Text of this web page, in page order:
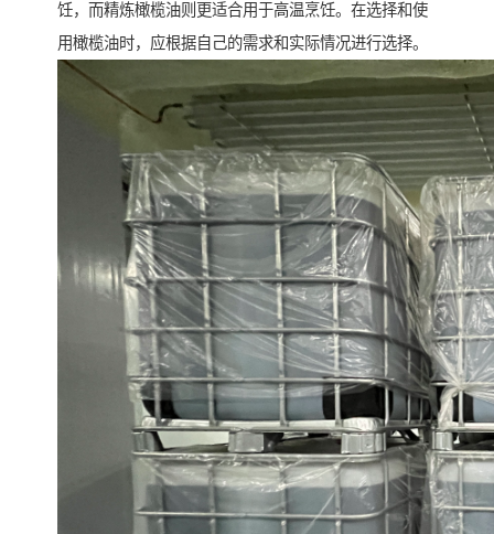
饪，而精炼橄榄油则更适合用于高温烹饪。在选择和使
用橄榄油时，应根据自己的需求和实际情况进行选择。